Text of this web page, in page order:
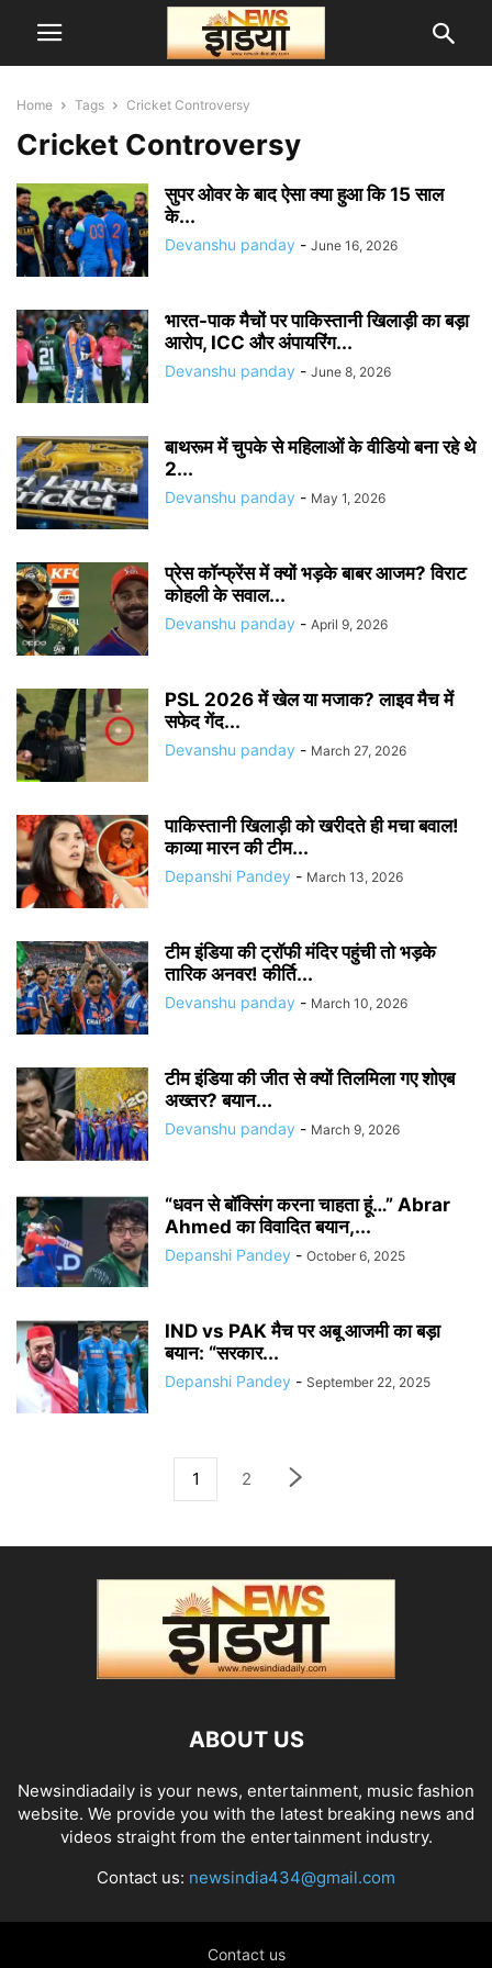
Home Tags Cricket Controversy
Cricket Controversy
सुपर ओवर के बाद ऐसा क्या हुआ कि 15 साल
के...
Devanshu panday - June 16, 2026
भारत-पाक मैचों पर पाकिस्तानी खिलाड़ी का बड़ा
आरोप, ICC और अंपायरिंग...
Devanshu panday - June 8, 2026
बाथरूम में चुपके से महिलाओं के वीडियो बना रहे थे
2...
Devanshu panday - May 1, 2026
प्रेस कॉन्फ्रेंस में क्यों भड़के बाबर आजम? विराट
कोहली के सवाल...
Devanshu panday - April 9, 2026
PSL 2026 में खेल या मजाक? लाइव मैच में
सफेद गेंद...
Devanshu panday - March 27, 2026
पाकिस्तानी खिलाड़ी को खरीदते ही मचा बवाल!
काव्या मारन की टीम...
Depanshi Pandey - March 13, 2026
टीम इंडिया की ट्रॉफी मंदिर पहुंची तो भड़के
तारिक अनवर! कीर्ति...
Devanshu panday - March 10, 2026
टीम इंडिया की जीत से क्यों तिलमिला गए शोएब
अख्तर? बयान...
Devanshu panday - March 9, 2026
“धवन से बॉक्सिंग करना चाहता हूं…” Abrar
Ahmed का विवादित बयान,...
Depanshi Pandey - October 6, 2025
IND vs PAK मैच पर अबू आजमी का बड़ा
बयान: “सरकार...
Depanshi Pandey - September 22, 2025
1 2
ABOUT US
Newsindiadaily is your news, entertainment, music fashion
website. We provide you with the latest breaking news and
videos straight from the entertainment industry.
Contact us: newsindia434@gmail.com
Contact us